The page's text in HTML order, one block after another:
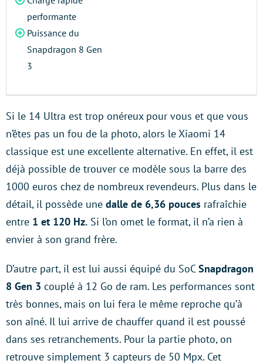
performante
Puissance du
Snapdragon 8 Gen
3
Si le 14 Ultra est trop onéreux pour vous et que vous
n’êtes pas un fou de la photo, alors le Xiaomi 14
classique est une excellente alternative. En effet, il est
déjà possible de trouver ce modèle sous la barre des
1000 euros chez de nombreux revendeurs. Plus dans le
détail, il possède une dalle de 6,36 pouces rafraîchie
entre 1 et 120 Hz. Si l’on omet le format, il n’a rien à
envier à son grand frère.
D’autre part, il est lui aussi équipé du SoCSnapdragon
8 Gen 3 couplé à 12 Go de ram. Les performances sont
très bonnes, mais on lui fera le même reproche qu’à
son aîné. Il lui arrive de chauffer quand il est poussé
dans ses retranchements. Pour la partie photo, on
retrouve simplement 3 capteurs de 50 Mpx. Cet